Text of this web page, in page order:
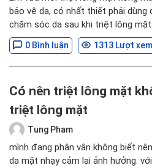
bảo vệ da, có nhất thiết phải dùng
chăm sóc da sau khi triệt lông mặt
0 Bình luận 1313 Lượt xem
Có nên triệt lông mặt
triệt lông mặt
Tung Pham
mình đang phân vân không biết
da mặt nhạy cảm lại ảnh hưởng.